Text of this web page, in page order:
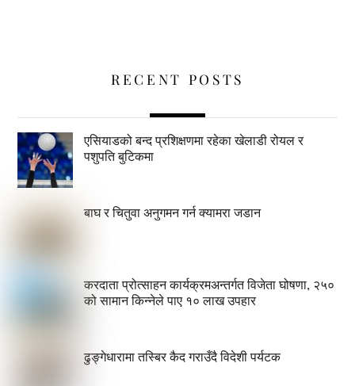
RECENT POSTS
एसियाडको बन्द प्रशिक्षणमा रहेका खेलाडी रोयल र
पशुपति बुटिकमा
बाघ र चितुवा अनुगमन गर्न क्यामरा जडान
करदाता प्रोत्साहन कार्यक्रमअन्तर्गत विजेता घोषणा, २५०
को सामान किन्नेले पाए १० लाख उपहार
ढुङ्गेधारामा तस्बिर कैद गराउँदै विदेशी पर्यटक